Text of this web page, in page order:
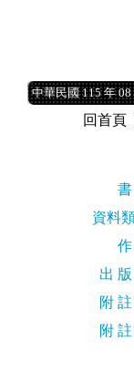
中華民國 115 年
中華民國 115 年
回首頁
書
資料
作
出 版
附 註
附 註